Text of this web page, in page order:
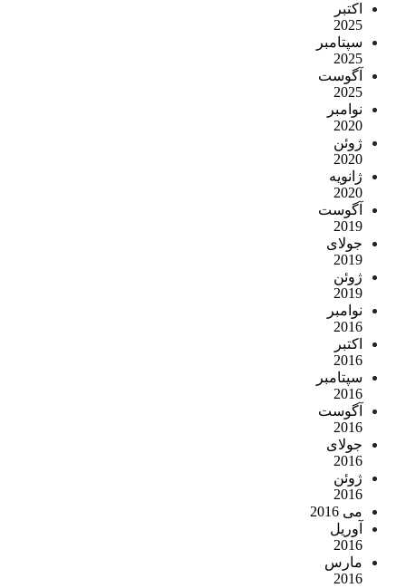
اکتبر
2025
سپتامبر
2025
آگوست
2025
نوامبر
2020
ژوئن
2020
ژانویه
2020
آگوست
2019
جولای
2019
ژوئن
2019
نوامبر
2016
اکتبر
2016
سپتامبر
2016
آگوست
2016
جولای
2016
ژوئن
2016
می 2016
آوریل
2016
مارس
2016